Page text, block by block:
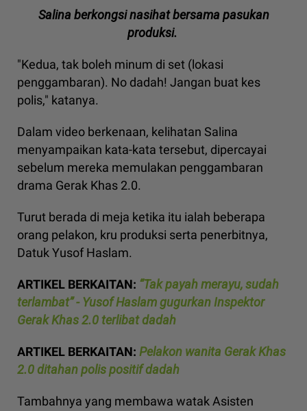
Salina berkongsi nasihat bersama pasukan
produksi.
"Kedua, tak boleh minum di set (lokasi
penggambaran). No dadah! Jangan buat kes
polis," katanya.
Dalam video berkenaan, kelihatan Salina
menyampaikan kata-kata tersebut, dipercayai
sebelum mereka memulakan penggambaran
drama Gerak Khas 2.0.
Turut berada di meja ketika itu ialah beberapa
orang pelakon, kru produksi serta penerbitnya,
Datuk Yusof Haslam.
ARTIKEL BERKAITAN: “Tak payah merayu, sudah
terlambat” - Yusof Haslam gugurkan Inspektor
Gerak Khas 2.0 terlibat dadah
ARTIKEL BERKAITAN: Pelakon wanita Gerak Khas
2.0 ditahan polis positif dadah
Tambahnya yang membawa watak Asisten